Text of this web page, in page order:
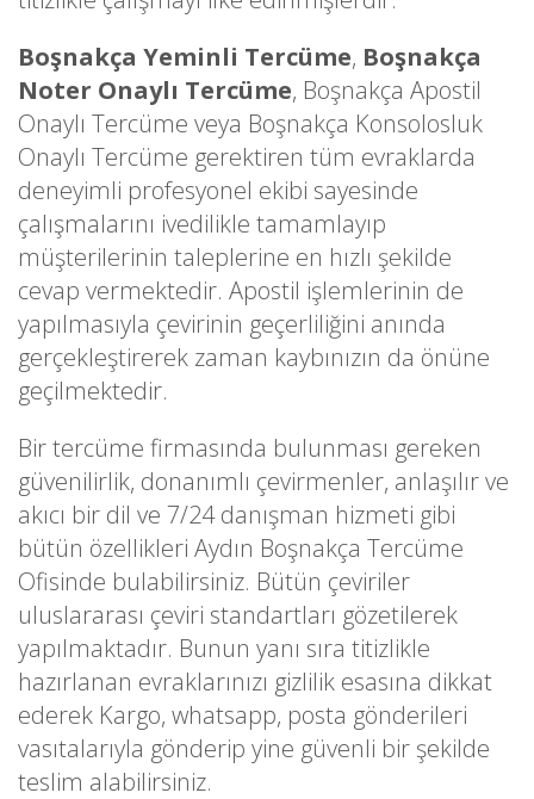
Boşnakça Yeminli Tercüme, Boşnakça
Noter Onaylı Tercüme, Boşnakça Apostil
Onaylı Tercüme veya Boşnakça Konsolosluk
Onaylı Tercüme gerektiren tüm evraklarda
deneyimli profesyonel ekibi sayesinde
çalışmalarını ivedilikle tamamlayıp
müşterilerinin taleplerine en hızlı şekilde
cevap vermektedir. Apostil işlemlerinin de
yapılmasıyla çevirinin geçerliliğini anında
gerçekleştirerek zaman kaybınızın da önüne
geçilmektedir.
Bir tercüme firmasında bulunması gereken
güvenilirlik, donanımlı çevirmenler, anlaşılır ve
akıcı bir dil ve 7/24 danışman hizmeti gibi
bütün özellikleri Aydın Boşnakça Tercüme
Ofisinde bulabilirsiniz. Bütün çeviriler
uluslararası çeviri standartları gözetilerek
yapılmaktadır. Bunun yanı sıra titizlikle
hazırlanan evraklarınızı gizlilik esasına dikkat
ederek Kargo, whatsapp, posta gönderileri
vasıtalarıyla gönderip yine güvenli bir şekilde
teslim alabilirsiniz.